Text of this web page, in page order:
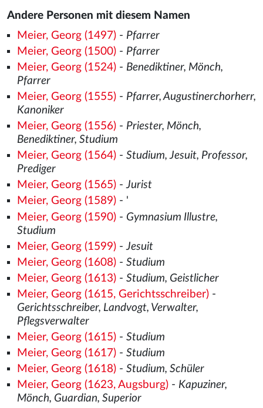
Andere Personen mit diesem Namen
Meier, Georg (1497)- Pfarrer
Meier, Georg (1500)- Pfarrer
Meier, Georg (1524)- Benediktiner, Mönch,
Pfarrer
Meier, Georg (1555)- Pfarrer, Augustinerchorherr,
Kanoniker
Meier, Georg (1556)- Priester, Mönch,
Benediktiner, Studium
Meier, Georg (1564)- Studium, Jesuit, Professor,
Prediger
Meier, Georg (1565)-Jurist
Meier, Georg (1589)- '
Meier, Georg (1590)- Gymnasium Illustre,
Studium
Meier, Georg (1599)- Jesuit
Meier, Georg (1608)- Studium
Meier, Georg (1613)- Studium, Geistlicher
Meier, Georg (1615, Gerichtsschreiber)-
Gerichtsschreiber, Landvogt, Verwalter,
Pflegsverwalter
Meier, Georg (1615)- Studium
Meier, Georg (1617)- Studium
Meier, Georg (1618)- Studium, Schüler
Meier, Georg (1623, Augsburg)- Kapuziner,
Mönch, Guardian, Superior